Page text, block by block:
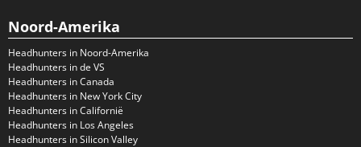
Noord-Amerika
Headhunters in Noord-Amerika
Headhunters in de VS
Headhunters in Canada
Headhunters in New York City
Headhunters in Californië
Headhunters in Los Angeles
Headhunters in Silicon Valley